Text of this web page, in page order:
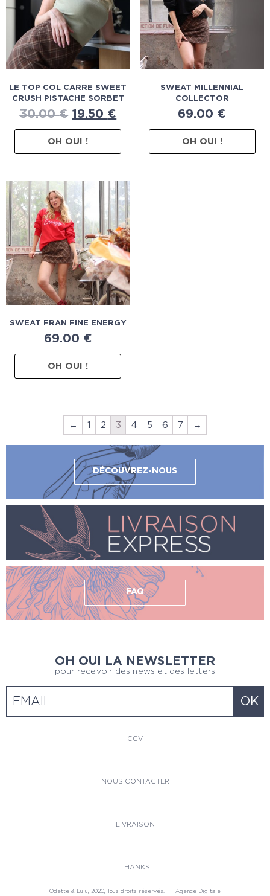
LE TOP COL CARRE SWEET
CRUSH PISTACHE SORBET
30.00€ 19.50 €
OH OUI !
SWEAT MILLENNIAL
COLLECTOR
69.00 €
OH OUI !
SWEAT FRAN FINE ENERGY
69.00 €
OH OUI !
← 1 2 3 4 5 6 7 →
DÉCOUVREZ-NOUS
FAQ
OH OUI LA NEWSLETTER
pour recevoir des news et des letters
CGV
NOUS CONTACTER
LIVRAISON
THANKS
Odette & Lulu, 2020, Tous droits réservés. Agence Digitale